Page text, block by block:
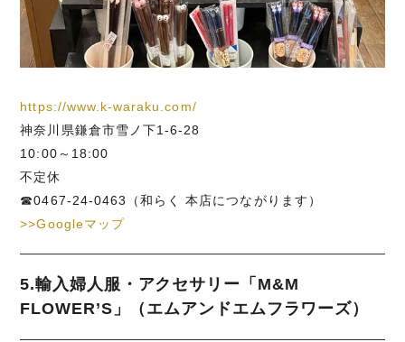
https://www.k-waraku.com/
神奈川県鎌倉市雪ノ下1-6-28
10:00～18:00
不定休
☎0467-24-0463（和らく 本店につながります）
>>Googleマップ
5.輸入婦人服・アクセサリー「M&M
FLOWER’S」（エムアンドエムフラワーズ）